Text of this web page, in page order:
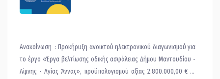
Μαντουδίου - Λίμνης - Αγίας Άννας»
Ανακοίνωση : Προκήρυξη ανοικτού ηλεκτρονικού διαγωνισμού για
το έργο «Έργα βελτίωσης οδικής ασφάλειας Δήμου Μαντουδίου -
Λίμνης - Αγίας Άννας», προϋπολογισμού αξίας 2.800.000,00 € με